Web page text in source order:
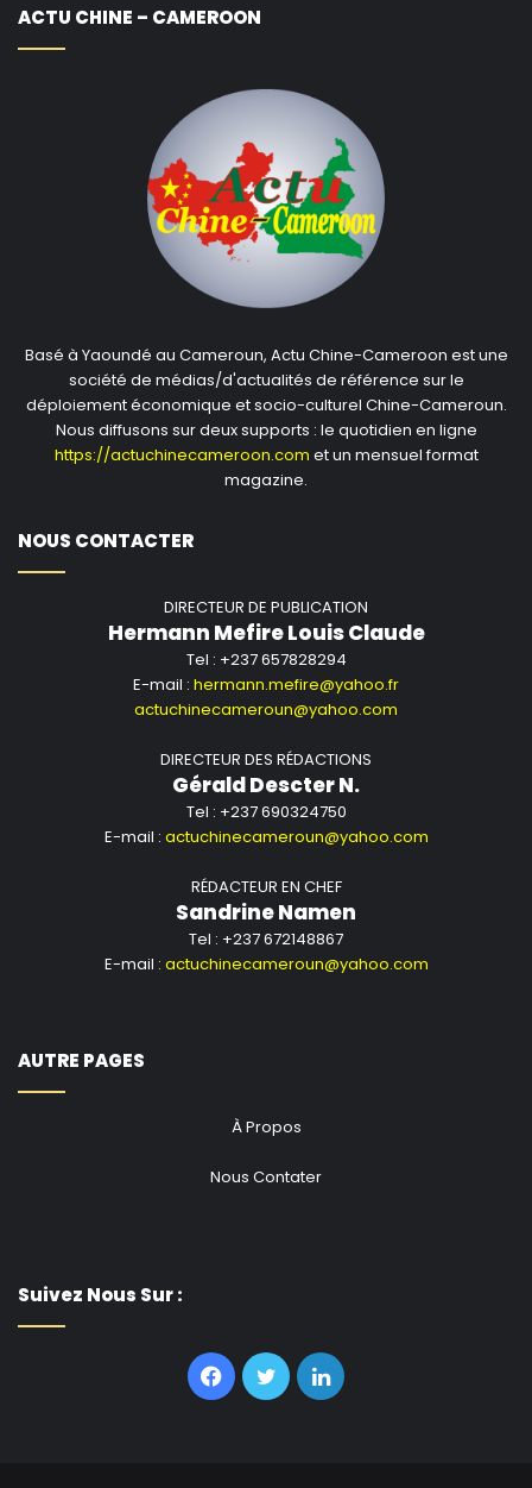
ACTU CHINE – CAMEROON
Basé à Yaoundé au Cameroun, Actu Chine-Cameroon est une
société de médias/d'actualités de référence sur le
déploiement économique et socio-culturel Chine-Cameroun.
Nous diffusons sur deux supports : le quotidien en ligne
https://actuchinecameroon.com et un mensuel format
magazine.
NOUS CONTACTER
DIRECTEUR DE PUBLICATION
Hermann Mefire Louis Claude
Tel : +237 657828294
E-mail : hermann.mefire@yahoo.fr
actuchinecameroun@yahoo.com
DIRECTEUR DES RÉDACTIONS
Gérald Descter N.
Tel : +237 690324750
E-mail : actuchinecameroun@yahoo.com
RÉDACTEUR EN CHEF
Sandrine Namen
Tel : +237 672148867
E-mail : actuchinecameroun@yahoo.com
AUTRE PAGES
À Propos
Nous Contater
Suivez Nous Sur :
Facebook
TwitterLinkedin